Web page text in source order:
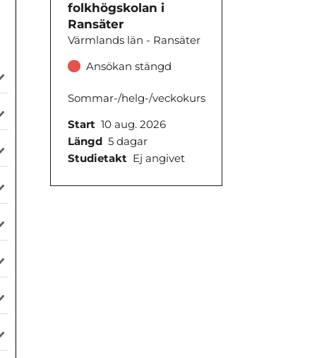
folkhögskolan i
Ransäter
Värmlands län - Ransäter
Ansökan stängd
Sommar-/helg-/veckokurs
Start 10 aug. 2026
Längd 5 dagar
Studietakt Ej angivet